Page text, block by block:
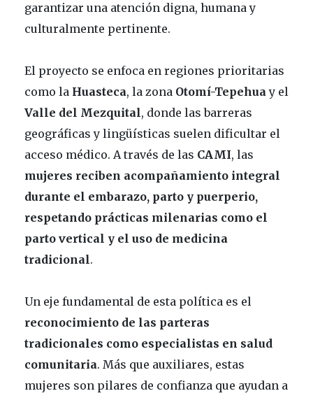
garantizar una atención digna, humana y
culturalmente pertinente.
El proyecto se enfoca en regiones prioritarias
como la Huasteca, la zona Otomí-Tepehuay el
Valle del Mezquital, donde las barreras
geográficas y lingüísticas suelen dificultar el
acceso médico. A través de las CAMI, las
mujeres reciben acompañamiento integral
durante el embarazo, parto y puerperio,
respetando prácticas milenarias como el
parto vertical y el uso de medicina
tradicional.
Un eje fundamental de esta política es el
reconocimiento de las parteras
tradicionales como especialistas en salud
comunitaria. Más que auxiliares, estas
mujeres son pilares de confianza que ayudan a